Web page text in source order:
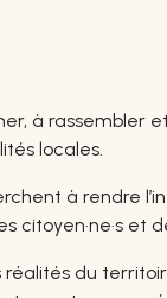
à rassembler
locales.
à rendre
citoyen·ne·s et
du